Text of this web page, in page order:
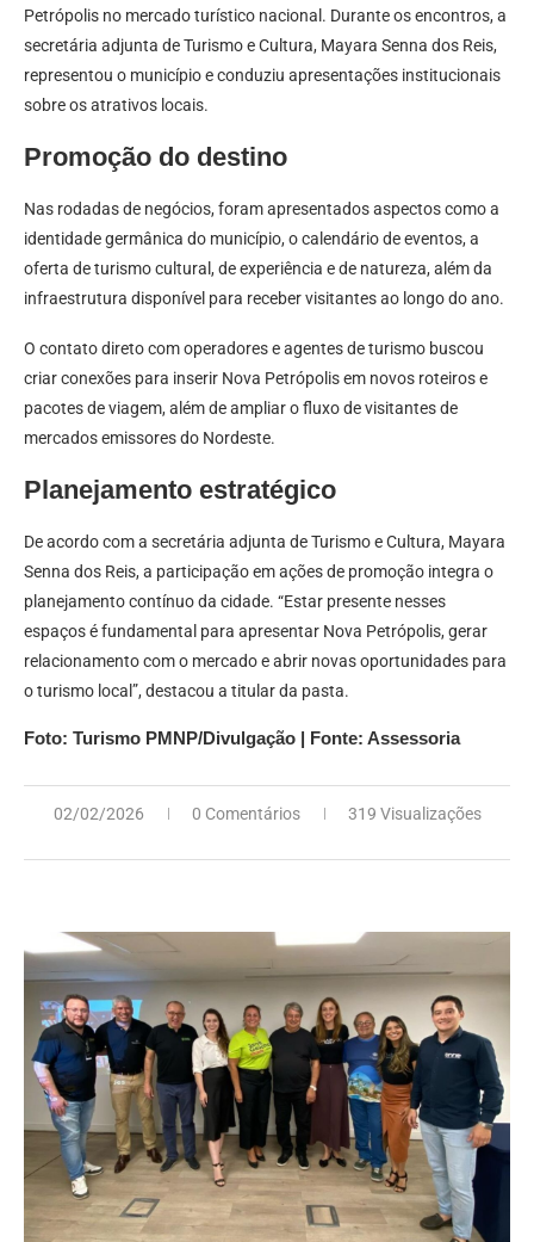
Petrópolis no mercado turístico nacional. Durante os encontros, a
secretária adjunta de Turismo e Cultura, Mayara Senna dos Reis,
representou o município e conduziu apresentações institucionais
sobre os atrativos locais.
Promoção do destino
Nas rodadas de negócios, foram apresentados aspectos como a
identidade germânica do município, o calendário de eventos, a
oferta de turismo cultural, de experiência e de natureza, além da
infraestrutura disponível para receber visitantes ao longo do ano.
O contato direto com operadores e agentes de turismo buscou
criar conexões para inserir Nova Petrópolis em novos roteiros e
pacotes de viagem, além de ampliar o fluxo de visitantes de
mercados emissores do Nordeste.
Planejamento estratégico
De acordo com a secretária adjunta de Turismo e Cultura, Mayara
Senna dos Reis, a participação em ações de promoção integra o
planejamento contínuo da cidade. “Estar presente nesses
espaços é fundamental para apresentar Nova Petrópolis, gerar
relacionamento com o mercado e abrir novas oportunidades para
o turismo local”, destacou a titular da pasta.
Foto: Turismo PMNP/Divulgação | Fonte: Assessoria
02/02/2026 0 Comentários 319 Visualizações